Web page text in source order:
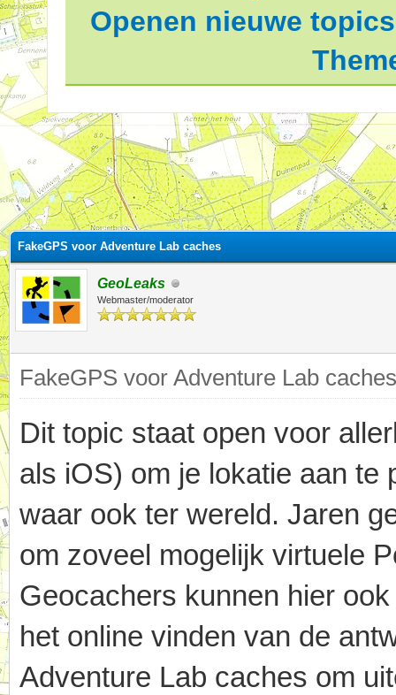
Openen nieuwe
waardering is 2.81
FakeGPS voor Adventure Lab caches
GeoLeaks
Webmaster/moderator
FakeGPS voor Adventure Lab
Dit topic staat open voor
als iOS) om je lokatie aan te
waar ook ter wereld. Jaren
om zoveel mogelijk virtuele
Geocachers kunnen hier
het online vinden van de
Adventure Lab caches om